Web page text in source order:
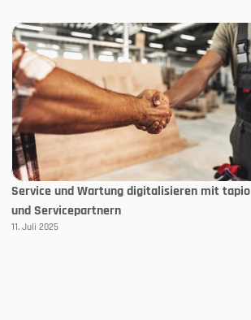
Service und Wartung digitalisieren mit tapio
und Servicepartnern
11. Juli 2025